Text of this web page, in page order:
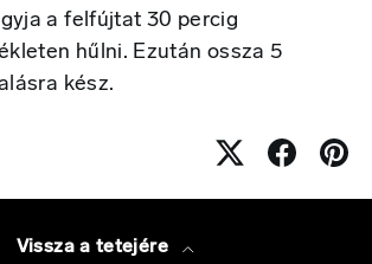
a felfújtat 30 percig
hűlni. Ezután ossza 5
kész.
Vissza a tetejére